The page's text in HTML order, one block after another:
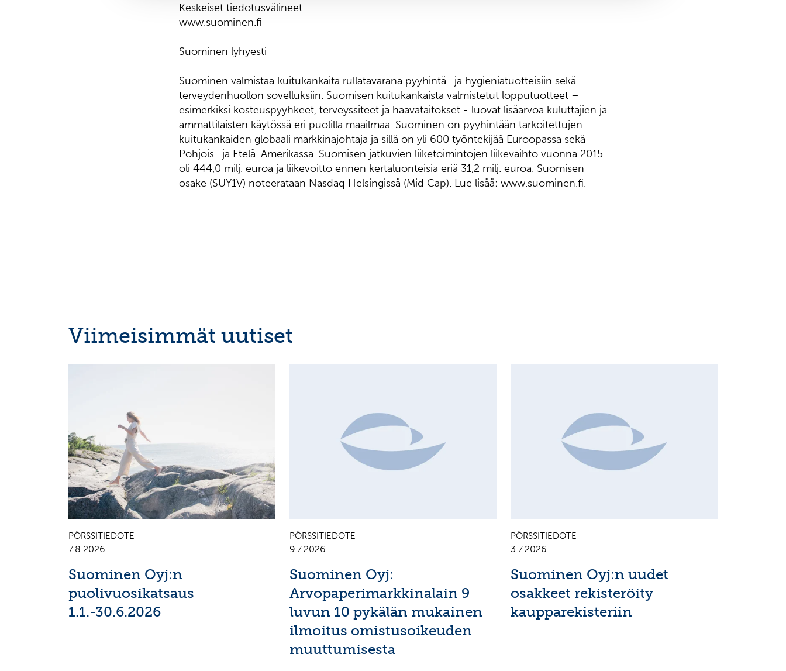
Keskeiset tiedotusvälineet
www.suominen.fi
Suominen lyhyesti
Suominen valmistaa kuitukankaita rullatavarana pyyhintä- ja hygieniatuotteisiin sekä
terveydenhuollon sovelluksiin. Suomisen kuitukankaista valmistetut lopputuotteet –
esimerkiksi kosteuspyyhkeet, terveyssiteet ja haavataitokset - luovat lisäarvoa kuluttajien ja
ammattilaisten käytössä eri puolilla maailmaa. Suominen on pyyhintään tarkoitettujen
kuitukankaiden globaali markkinajohtaja ja sillä on yli 600 työntekijää Euroopassa sekä
Pohjois- ja Etelä-Amerikassa. Suomisen jatkuvien liiketoimintojen liikevaihto vuonna 2015
oli 444,0 milj. euroa ja liikevoitto ennen kertaluonteisia eriä 31,2 milj. euroa. Suomisen
osake (SUY1V) noteerataan Nasdaq Helsingissä (Mid Cap). Lue lisää: www.suominen.fi.
Viimeisimmät uutiset
PÖRSSITIEDOTE
7.8.2026
Suominen Oyj:n
puolivuosikatsaus
1.1.-30.6.2026
PÖRSSITIEDOTE
9.7.2026
Suominen Oyj:
Arvopaperimarkkinalain 9
luvun 10 pykälän mukainen
ilmoitus omistusoikeuden
muuttumisesta
PÖRSSITIEDOTE
3.7.2026
Suominen Oyj:n uudet
osakkeet rekisteröity
kaupparekisteriin